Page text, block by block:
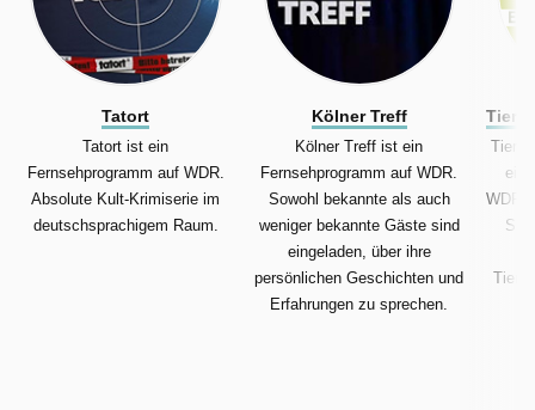
Tatort
Tatort ist ein
Fernsehprogramm auf WDR.
Absolute Kult-Krimiserie im
deutschsprachigem Raum.
Kölner Treff
Kölner Treff ist ein
Fernsehprogramm auf WDR.
Sowohl bekannte als auch
weniger bekannte Gäste sind
eingeladen, über ihre
persönlichen Geschichten und
Erfahrungen zu sprechen.
Tiere
Tiere
ein
WDR.